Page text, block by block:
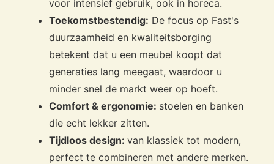
voor intensief gebruik, ook in horeca.
Toekomstbestendig: De focus op Fast's
duurzaamheid en kwaliteitsborging
betekent dat u een meubel koopt dat
generaties lang meegaat, waardoor u
minder snel de markt weer op hoeft.
Comfort & ergonomie: stoelen en banken
die echt lekker zitten.
Tijdloos design: van klassiek tot modern,
perfect te combineren met andere merken.